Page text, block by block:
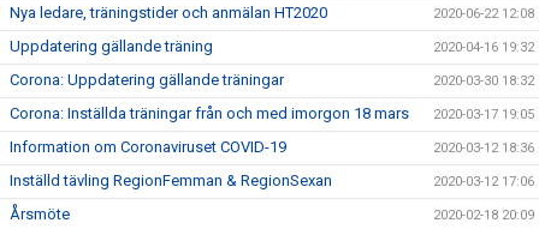
Nya ledare, träningstider och anmälan HT2020 2020-06-22 12:08
Uppdatering gällande träning 2020-04-16 19:32
Corona: Uppdatering gällande träningar 2020-03-30 18:32
Corona: Inställda träningar från och med imorgon 18 mars 2020-03-17 19:05
Information om Coronaviruset COVID-19 2020-03-12 18:36
Inställd tävling RegionFemman & RegionSexan 2020-03-12 17:06
Årsmöte 2020-02-18 20:09